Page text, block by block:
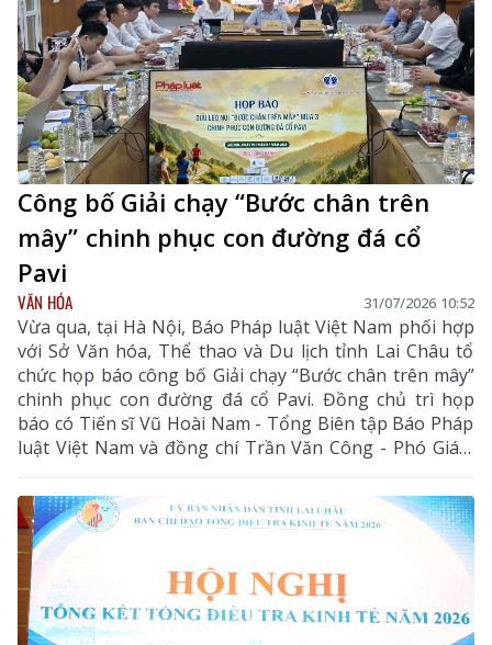
Công bố Giải chạy “Bước chân trên
mây” chinh phục con đường đá cổ
Pavi
VĂN HÓA 31/07/2026 10:52
Vừa qua, tại Hà Nội, Báo Pháp luật Việt Nam phối hợp
với Sở Văn hóa, Thể thao và Du lịch tỉnh Lai Châu tổ
chức họp báo công bố Giải chạy “Bước chân trên mây”
chinh phục con đường đá cổ Pavi. Đồng chủ trì họp
báo có Tiến sĩ Vũ Hoài Nam - Tổng Biên tập Báo Pháp
luật Việt Nam và đồng chí Trần Văn Công - Phó Giám
đốc Sở Văn hóa, Thể thao và Du lịch tỉnh Lai Châu.